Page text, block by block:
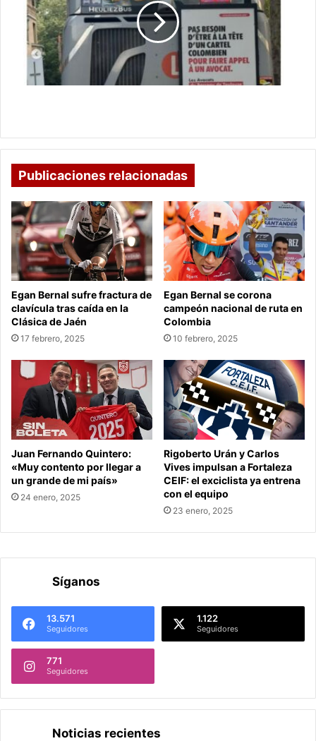
Francia
que
estigmatiza
Colombia
Publicaciones relacionadas
Egan Bernal sufre fractura de
clavícula tras caída en la
Clásica de Jaén
17 febrero, 2025
Egan Bernal se corona
campeón nacional de ruta en
Colombia
10 febrero, 2025
Juan Fernando Quintero:
«Muy contento por llegar a
un grande de mi país»
24 enero, 2025
Rigoberto Urán y Carlos
Vives impulsan a Fortaleza
CEIF: el exciclista ya entrena
con el equipo
23 enero, 2025
Síganos
13.571
Seguidores
1.122
Seguidores
771
Seguidores
Noticias recientes